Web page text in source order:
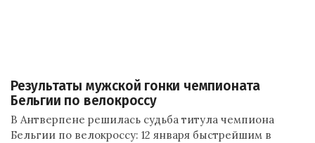
Результаты мужской гонки чемпионата
Бельгии по велокроссу
В Антверпене решилась судьба титула чемпиона
Бельгии по велокроссу: 12 января быстрейшим в